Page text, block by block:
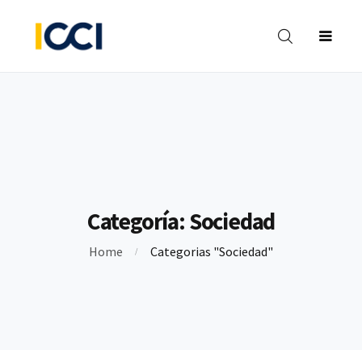
PROYECTOS
OPINIÓN
Categoría:Sociedad
Home Categorias "Sociedad"